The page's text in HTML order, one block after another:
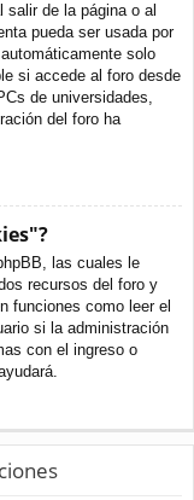
salir de la página o al
pueda ser usada por
solo
si accede al foro desde
de universidades,
del foro ha
las cuales le
recursos del foro y
funciones como leer el
si la administración
con el ingreso o